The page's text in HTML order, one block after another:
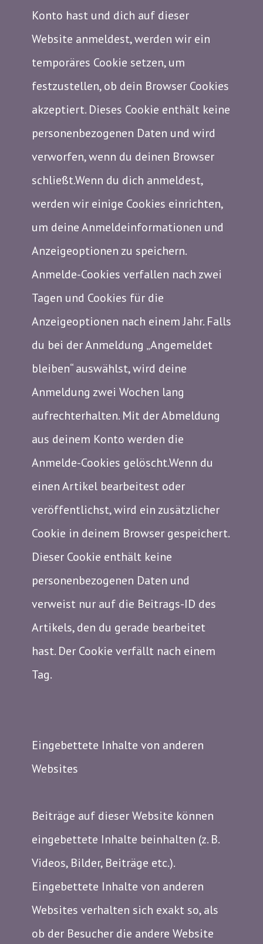
Konto hast und dich auf dieser
Website anmeldest, werden wir ein
temporäres Cookie setzen, um
festzustellen, ob dein Browser Cookies
akzeptiert. Dieses Cookie enthält keine
personenbezogenen Daten und wird
verworfen, wenn du deinen Browser
schließt.Wenn du dich anmeldest,
werden wir einige Cookies einrichten,
um deine Anmeldeinformationen und
Anzeigeoptionen zu speichern.
Anmelde-Cookies verfallen nach zwei
Tagen und Cookies für die
Anzeigeoptionen nach einem Jahr. Falls
du bei der Anmeldung „Angemeldet
bleiben“ auswählst, wird deine
Anmeldung zwei Wochen lang
aufrechterhalten. Mit der Abmeldung
aus deinem Konto werden die
Anmelde-Cookies gelöscht.Wenn du
einen Artikel bearbeitest oder
veröffentlichst, wird ein zusätzlicher
Cookie in deinem Browser gespeichert.
Dieser Cookie enthält keine
personenbezogenen Daten und
verweist nur auf die Beitrags-ID des
Artikels, den du gerade bearbeitet
hast. Der Cookie verfällt nach einem
Tag.
Eingebettete Inhalte von anderen
Websites
Beiträge auf dieser Website können
eingebettete Inhalte beinhalten (z. B.
Videos, Bilder, Beiträge etc.).
Eingebettete Inhalte von anderen
Websites verhalten sich exakt so, als
ob der Besucher die andere Website